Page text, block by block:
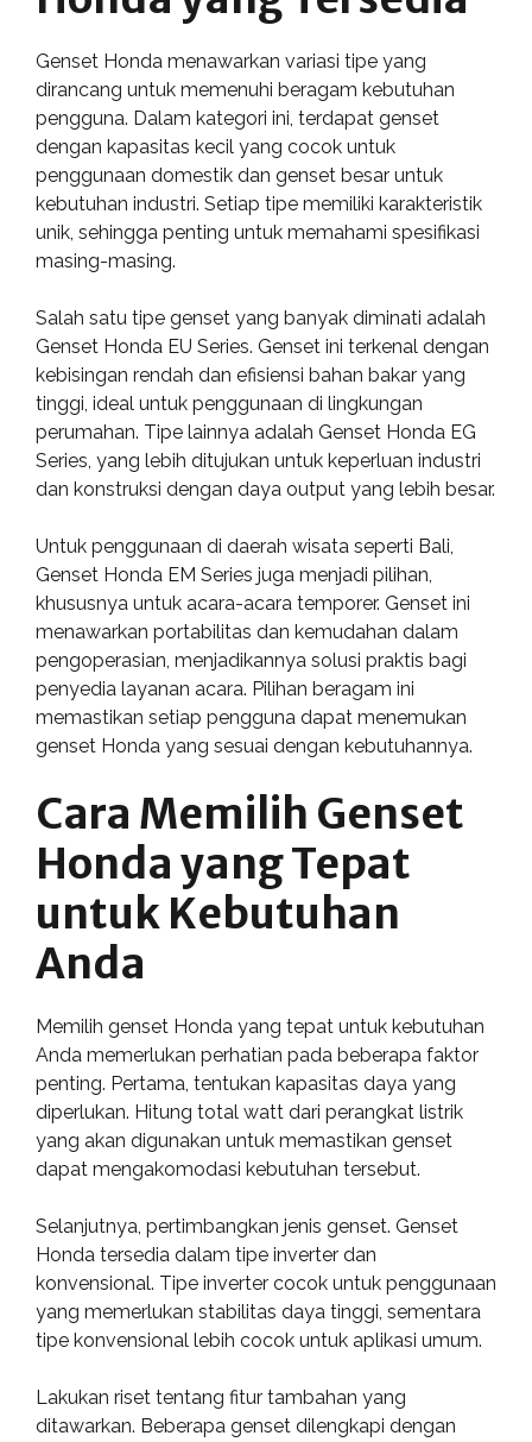
Genset Honda menawarkan variasi tipe yang
dirancang untuk memenuhi beragam kebutuhan
pengguna. Dalam kategori ini, terdapat genset
dengan kapasitas kecil yang cocok untuk
penggunaan domestik dan genset besar untuk
kebutuhan industri. Setiap tipe memiliki karakteristik
unik, sehingga penting untuk memahami spesifikasi
masing-masing.
Salah satu tipe genset yang banyak diminati adalah
Genset Honda EU Series. Genset ini terkenal dengan
kebisingan rendah dan efisiensi bahan bakar yang
tinggi, ideal untuk penggunaan di lingkungan
perumahan. Tipe lainnya adalah Genset Honda EG
Series, yang lebih ditujukan untuk keperluan industri
dan konstruksi dengan daya output yang lebih besar.
Untuk penggunaan di daerah wisata seperti Bali,
Genset Honda EM Series juga menjadi pilihan,
khususnya untuk acara-acara temporer. Genset ini
menawarkan portabilitas dan kemudahan dalam
pengoperasian, menjadikannya solusi praktis bagi
penyedia layanan acara. Pilihan beragam ini
memastikan setiap pengguna dapat menemukan
genset Honda yang sesuai dengan kebutuhannya.
Cara Memilih Genset
Honda yang Tepat
untuk Kebutuhan
Anda
Memilih genset Honda yang tepat untuk kebutuhan
Anda memerlukan perhatian pada beberapa faktor
penting. Pertama, tentukan kapasitas daya yang
diperlukan. Hitung total watt dari perangkat listrik
yang akan digunakan untuk memastikan genset
dapat mengakomodasi kebutuhan tersebut.
Selanjutnya, pertimbangkan jenis genset. Genset
Honda tersedia dalam tipe inverter dan
konvensional. Tipe inverter cocok untuk penggunaan
yang memerlukan stabilitas daya tinggi, sementara
tipe konvensional lebih cocok untuk aplikasi umum.
Lakukan riset tentang fitur tambahan yang
ditawarkan. Beberapa genset dilengkapi dengan